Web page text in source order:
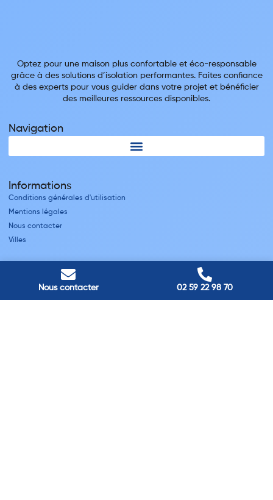
Nous contacter 02 59 22 98 70
Optez pour une maison plus confortable et éco-responsable
grâce à des solutions d’isolation performantes. Faites confiance
à des experts pour vous guider dans votre projet et bénéficier
des meilleures ressources disponibles.
Navigation
Informations
Conditions générales d'utilisation
Mentions légales
Nous contacter
Villes
Nos adresses
Louviers